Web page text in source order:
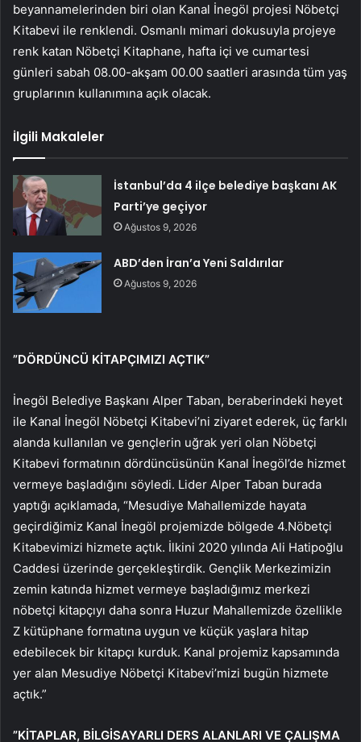
beyannamelerinden biri olan Kanal İnegöl projesi Nöbetçi
Kitabevi ile renklendi. Osmanlı mimari dokusuyla projeye
renk katan Nöbetçi Kitaphane, hafta içi ve cumartesi
günleri sabah 08.00-akşam 00.00 saatleri arasında tüm yaş
gruplarının kullanımına açık olacak.
İlgili Makaleler
İstanbul’da 4 ilçe belediye başkanı AK
Parti’ye geçiyor
Ağustos 9, 2026
ABD’den İran’a Yeni Saldırılar
Ağustos 9, 2026
”DÖRDÜNCÜ KİTAPÇIMIZI AÇTIK”
İnegöl Belediye Başkanı Alper Taban, beraberindeki heyet
ile Kanal İnegöl Nöbetçi Kitabevi’ni ziyaret ederek, üç farklı
alanda kullanılan ve gençlerin uğrak yeri olan Nöbetçi
Kitabevi formatının dördüncüsünün Kanal İnegöl’de hizmet
vermeye başladığını söyledi. Lider Alper Taban burada
yaptığı açıklamada, “Mesudiye Mahallemizde hayata
geçirdiğimiz Kanal İnegöl projemizde bölgede 4.Nöbetçi
Kitabevimizi hizmete açtık. İlkini 2020 yılında Ali Hatipoğlu
Caddesi üzerinde gerçekleştirdik. Gençlik Merkezimizin
zemin katında hizmet vermeye başladığımız merkezi
nöbetçi kitapçıyı daha sonra Huzur Mahallemizde özellikle
Z kütüphane formatına uygun ve küçük yaşlara hitap
edebilecek bir kitapçı kurduk. Kanal projemiz kapsamında
yer alan Mesudiye Nöbetçi Kitabevi’mizi bugün hizmete
açtık.”
”KİTAPLAR, BİLGİSAYARLI DERS ALANLARI VE ÇALIŞMA